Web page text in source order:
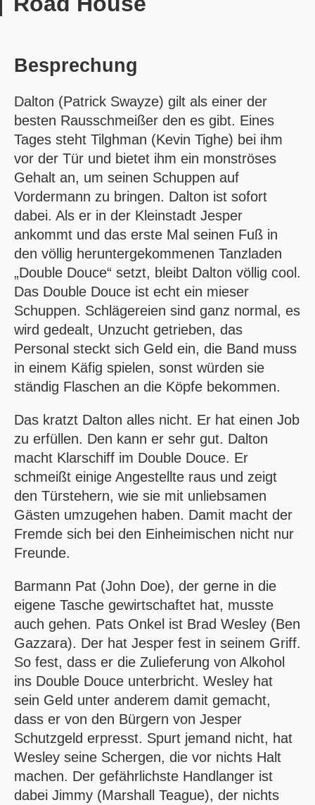
Besprechung
Dalton (Patrick Swayze) gilt als einer der
besten Rausschmeißer den es gibt. Eines
Tages steht Tilghman (Kevin Tighe) bei ihm
vor der Tür und bietet ihm ein monströses
Gehalt an, um seinen Schuppen auf
Vordermann zu bringen. Dalton ist sofort
dabei. Als er in der Kleinstadt Jesper
ankommt und das erste Mal seinen Fuß in
den völlig heruntergekommenen Tanzladen
„Double Douce“ setzt, bleibt Dalton völlig cool.
Das Double Douce ist echt ein mieser
Schuppen. Schlägereien sind ganz normal, es
wird gedealt, Unzucht getrieben, das
Personal steckt sich Geld ein, die Band muss
in einem Käfig spielen, sonst würden sie
ständig Flaschen an die Köpfe bekommen.
Das kratzt Dalton alles nicht. Er hat einen Job
zu erfüllen. Den kann er sehr gut. Dalton
macht Klarschiff im Double Douce. Er
schmeißt einige Angestellte raus und zeigt
den Türstehern, wie sie mit unliebsamen
Gästen umzugehen haben. Damit macht der
Fremde sich bei den Einheimischen nicht nur
Freunde.
Barmann Pat (John Doe), der gerne in die
eigene Tasche gewirtschaftet hat, musste
auch gehen. Pats Onkel ist Brad Wesley (Ben
Gazzara). Der hat Jesper fest in seinem Griff.
So fest, dass er die Zulieferung von Alkohol
ins Double Douce unterbricht. Wesley hat
sein Geld unter anderem damit gemacht,
dass er von den Bürgern von Jesper
Schutzgeld erpresst. Spurt jemand nicht, hat
Wesley seine Schergen, die vor nichts Halt
machen. Der gefährlichste Handlanger ist
dabei Jimmy (Marshall Teague), der nichts